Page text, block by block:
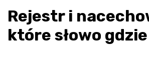
Rejestr i
które słowo